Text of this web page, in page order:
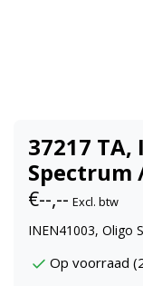
37217 TA,
Spectrum
€--,-- Excl. btw
INEN41003, Oligo
Op voorraad